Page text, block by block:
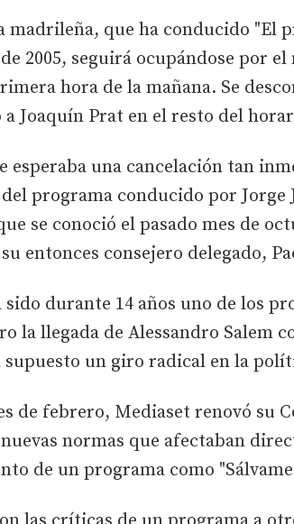
madrileña, que ha conducido "El
2005, seguirá ocupándose por
hora de la mañana. Se
Joaquín Prat en el resto del
esperaba una cancelación tan
programa conducido por Jorge
se conoció el pasado mes de
entonces consejero delegado,
sido durante 14 años uno de los
la llegada de Alessandro Salem
supuesto un giro radical en la
de febrero, Mediaset renovó su
normas que afectaban
de un programa como